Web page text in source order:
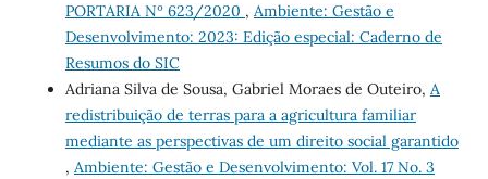
PORTARIA Nº 623/2020 , Ambiente: Gestão e
Desenvolvimento: 2023: Edição especial: Caderno de
Resumos do SIC
Adriana Silva de Sousa, Gabriel Moraes de Outeiro, A
redistribuição de terras para a agricultura familiar
mediante as perspectivas de um direito social garantido
, Ambiente: Gestão e Desenvolvimento: Vol. 17 No. 3